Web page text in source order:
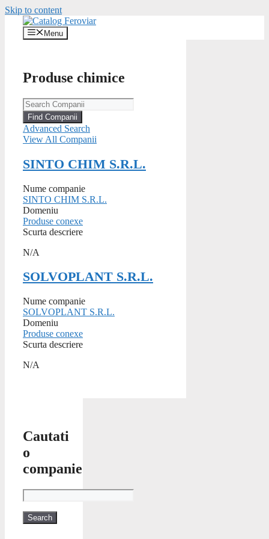
Skip to content
Menu
Produse chimice
Advanced Search
View All Companii
SINTO CHIM S.R.L.
Nume companie
SINTO CHIM S.R.L.
Domeniu
Produse conexe
Scurta descriere
N/A
SOLVOPLANT S.R.L.
Nume companie
SOLVOPLANT S.R.L.
Domeniu
Produse conexe
Scurta descriere
N/A
Cautati
o
companie